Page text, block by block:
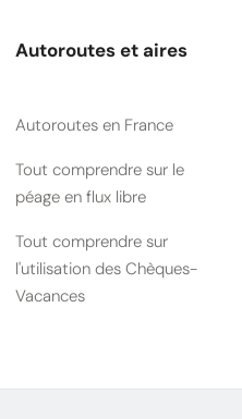
Autoroutes et aires
Autoroutes en France
Tout comprendre sur le
péage en flux libre
Tout comprendre sur
l'utilisation des Chèques-
Vacances